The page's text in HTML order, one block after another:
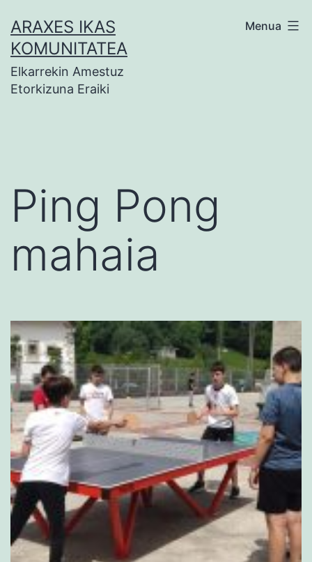
edukira
ARAXES IKAS
KOMUNITATEA
Elkarrekin Amestuz
Etorkizuna Eraiki
Menua
Ping Pong
mahaia